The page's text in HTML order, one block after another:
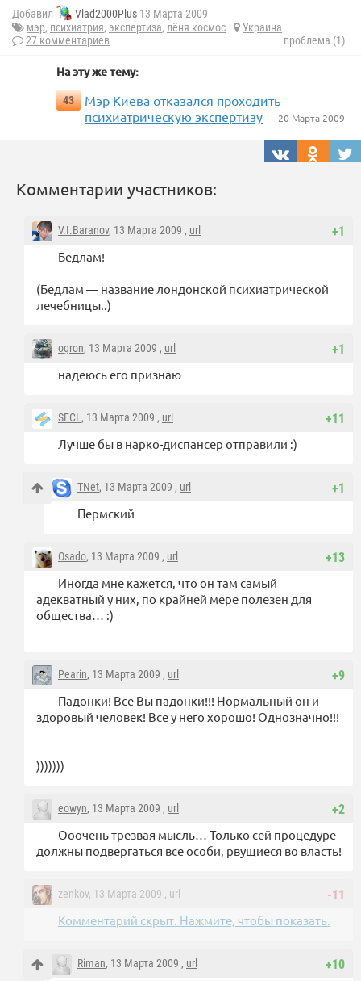
Добавил Vlad2000Plus 13 Марта 2009
мэр, психиатрия, экспертиза, лёня космос
Украина
27 комментариев
проблема (1)
На эту же тему:
43
Мэр Киева отказался проходить
психиатрическую экспертизу — 20 Марта 2009
Комментарии участников:
+1
V.I.Baranov, 13 Марта 2009 , url
Бедлам!
(Бедлам — название лондонской психиатрической
лечебницы..)
+1
ogron, 13 Марта 2009 , url
надеюсь его признаю
+11
SECL, 13 Марта 2009 , url
Лучше бы в нарко-диспансер отправили :)
+1
TNet, 13 Марта 2009 , url
Пермский
+13
Osado, 13 Марта 2009 , url
Иногда мне кажется, что он там самый
адекватный у них, по крайней мере полезен для
общества… :)
+9
Pearin, 13 Марта 2009 , url
Падонки! Все Вы падонки!!! Нормальный он и
здоровый человек! Все у него хорошо! Однозначно!!!
)))))))
+2
eowyn, 13 Марта 2009 , url
Ооочень трезвая мысль… Только сей процедуре
должны подвергаться все особи, рвущиеся во власть!
-11
zenkov, 13 Марта 2009 , url
Комментарий скрыт. Нажмите, чтобы показать.
+10
Riman, 13 Марта 2009 , url